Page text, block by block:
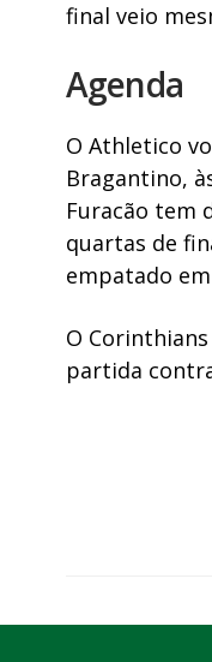
final veio
Agenda
O Athletico
Bragantino,
Furacão tem
quartas de
empatado em
O
partida